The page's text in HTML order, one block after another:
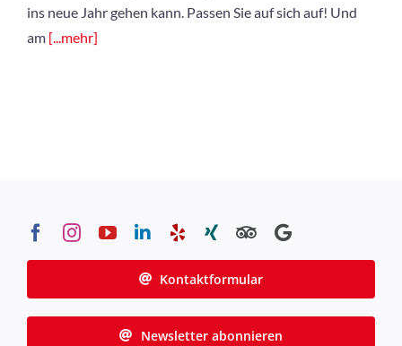
ins neue Jahr gehen kann. Passen Sie auf sich auf! Und
am [...mehr]
Kontaktformular
Newsletter abonnieren